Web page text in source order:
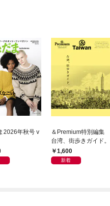
2026年秋号 v
＆Premium特別編集
台湾、街歩きガイド。
1,600
新着